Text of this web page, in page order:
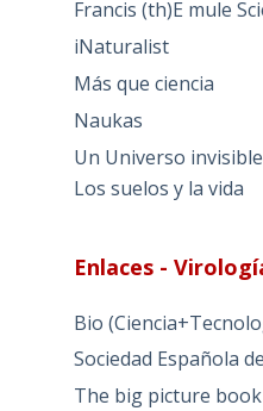
Francis (th)E mule
iNaturalist
Más que ciencia
Naukas
Un Universo
Los suelos y la vida
Enlaces -
Bio
Sociedad Española
The big picture